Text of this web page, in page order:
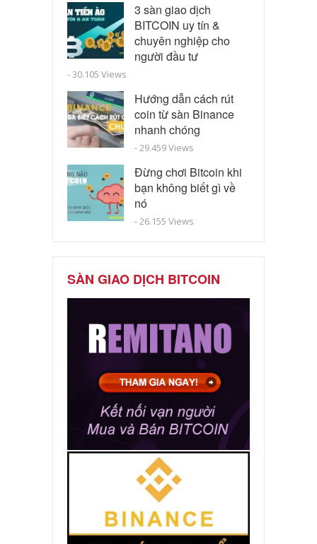
3 sàn giao dịch
BITCOIN uy tín &
chuyên nghiệp cho
người đầu tư
- 30.105 Views
Hướng dẫn cách rút
coin từ sàn Binance
nhanh chóng
- 29.459 Views
Đừng chơi Bitcoin khi
bạn không biết gì về
nó
- 26.155 Views
SÀN GIAO DỊCH BITCOIN